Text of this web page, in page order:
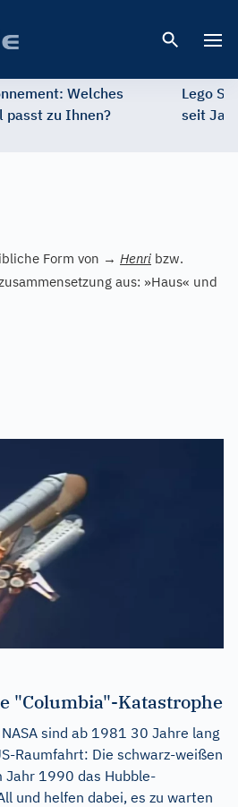
Welches
passt zu Ihnen?
Lego
seit
Form von → Henri bzw.
aus: »Haus« und
"Columbia"-Katastrophe
sind ab 1981 30 Jahre lang
Raumfahrt: Die schwarz-weißen
Jahr 1990 das Hubble-
und helfen dabei, es zu warten